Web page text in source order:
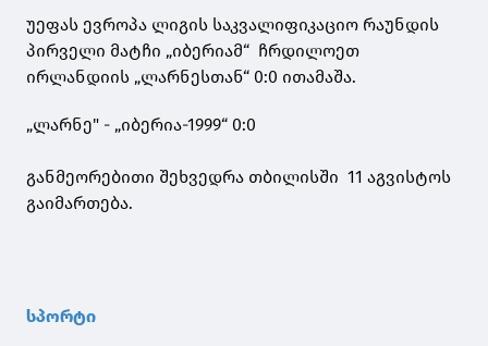
უეფას ევროპა ლიგის საკვალიფიკაციო რაუნდის
პირველი მატჩი „იბერიამ“ ჩრდილოეთ
ირლანდიის „ლარნესთან“ 0:0 ითამაშა.
„ლარნე" - „იბერია-1999“ 0:0
განმეორებითი შეხვედრა თბილისში 11 აგვისტოს
გაიმართება.
სპორტი